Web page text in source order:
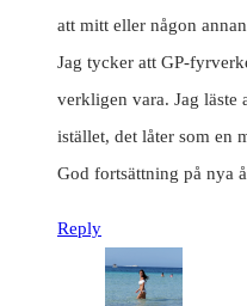
att mitt eller någon
Jag tycker att GP-
verkligen vara. Jag läste
istället, det låter som en
God fortsättning på nya
Reply